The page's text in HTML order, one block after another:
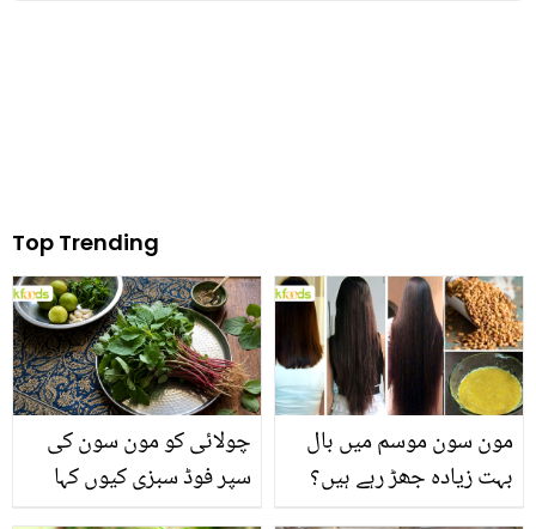
Top Trending
چولائی کو مون سون کی
سپر فوڈ سبزی کیوں کہا
مون سون موسم میں بال
بہت زیادہ جھڑ رہے ہیں؟